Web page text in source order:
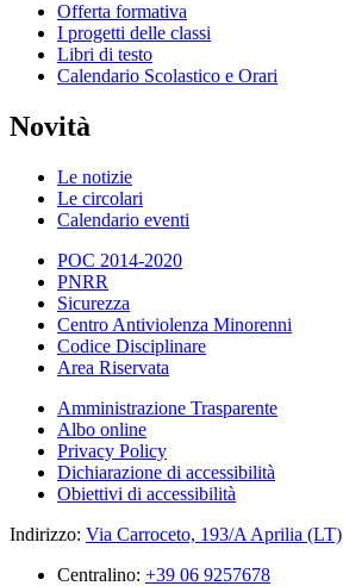
Offerta formativa
I progetti delle classi
Libri di testo
Calendario Scolastico e Orari
Novità
Le notizie
Le circolari
Calendario eventi
POC 2014-2020
PNRR
Sicurezza
Centro Antiviolenza Minorenni
Codice Disciplinare
Area Riservata
Amministrazione Trasparente
Albo online
Privacy Policy
Dichiarazione di accessibilità
Obiettivi di accessibilità
Indirizzo: Via Carroceto, 193/A Aprilia (LT)
Centralino: +39 06 9257678